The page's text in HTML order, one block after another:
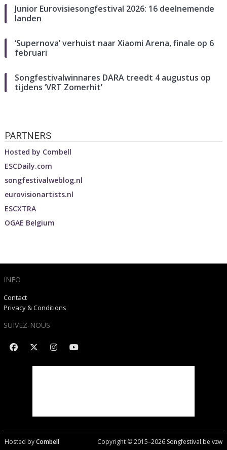
Junior Eurovisiesongfestival 2026: 16 deelnemende
landen
‘Supernova’ verhuist naar Xiaomi Arena, finale op 6
februari
Songfestivalwinnares DARA treedt 4 augustus op
tijdens ‘VRT Zomerhit’
PARTNERS
Hosted by Combell
ESCDaily.com
songfestivalweblog.nl
eurovisionartists.nl
ESCXTRA
OGAE Belgium
INFO
Contact
Privacy & Conditions
SUIVEZ-NOUS
Hosted byCombell Copyright © 2015–2026Songfestival.be vzw